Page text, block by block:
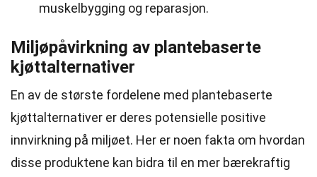
muskelbygging og reparasjon.
Miljøpåvirkning av plantebaserte
kjøttalternativer
En av de største fordelene med plantebaserte
kjøttalternativer er deres potensielle positive
innvirkning på miljøet. Her er noen fakta om hvordan
disse produktene kan bidra til en mer bærekraftig